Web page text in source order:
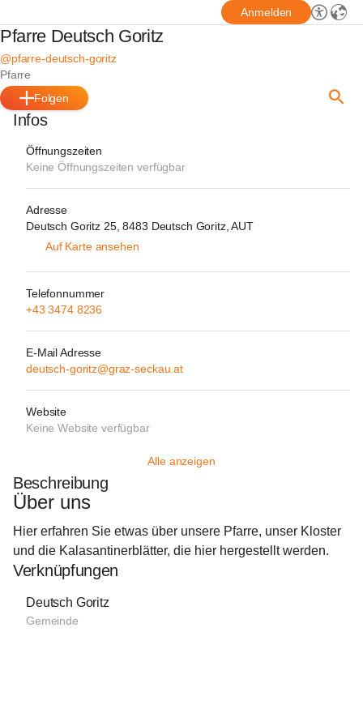
Anmelden
Pfarre Deutsch Goritz
@pfarre-deutsch-goritz
Pfarre
Folgen
Infos
Öffnungszeiten
Keine Öffnungszeiten verfügbar
Adresse
Deutsch Goritz 25, 8483 Deutsch Goritz, AUT
Auf Karte ansehen
Telefonnummer
+43 3474 8236
E-Mail Adresse
deutsch-goritz@graz-seckau.at
Website
Keine Website verfügbar
Alle anzeigen
Beschreibung
Über uns
Hier erfahren Sie etwas über unsere Pfarre, unser Kloster
und die Kalasantinerblätter, die hier hergestellt werden.
Verknüpfungen
Deutsch Goritz
Gemeinde